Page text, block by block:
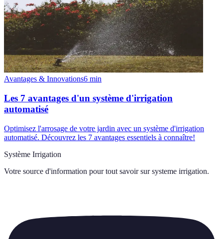
Avantages & Innovations6 min
Les 7 avantages d'un système d'irrigation
automatisé
Optimisez l'arrosage de votre jardin avec un système d'irrigation
automatisé. Découvrez les 7 avantages essentiels à connaître!
Système Irrigation
Votre source d'information pour tout savoir sur systeme irrigation.